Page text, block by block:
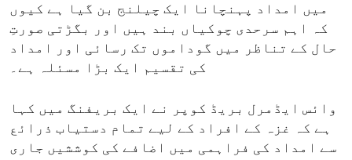
میں امداد پہنچانا ایک چیلنج بن گیا ہے کیوں
کہ اہم سرحدی چوکیاں بند ہیں اور بگڑتی صورتِ
حال کے تناظر میں گوداموں تک رسائی اور امداد
کی تقسیم ایک بڑا مسئلہ ہے۔
وائس ایڈمرل بریڈ کوپر نے ایک بریفنگ میں کہا
ہے کہ غزہ کے افراد کے لیے تمام دستیاب ذرائع
سے امداد کی فراہمی میں اضافے کی کوششیں جاری